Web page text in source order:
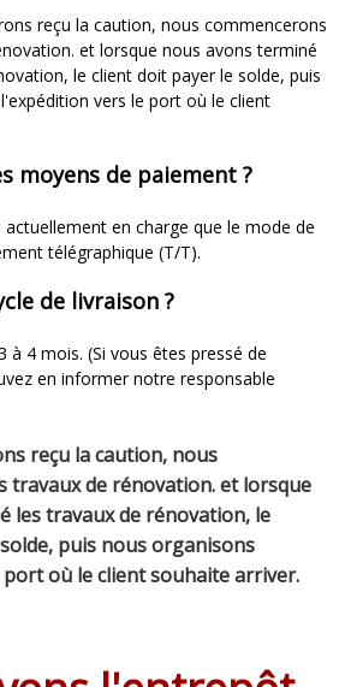
reçu la caution, nous commencerons
et lorsque nous avons terminé
le client doit payer le solde, puis
vers le port où le client
moyens de paiement ?
en charge que le mode de
télégraphique (T/T).
de livraison ?
à 4 mois. (Si vous êtes pressé de
en informer notre responsable
reçu la caution, nous
travaux de rénovation. et lorsque
les travaux de rénovation, le
puis nous organisons
où le client souhaite arriver.